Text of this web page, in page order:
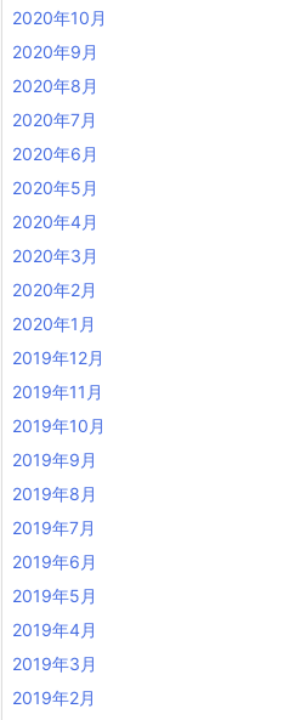
2020年10月
2020年9月
2020年8月
2020年7月
2020年6月
2020年5月
2020年4月
2020年3月
2020年2月
2020年1月
2019年12月
2019年11月
2019年10月
2019年9月
2019年8月
2019年7月
2019年6月
2019年5月
2019年4月
2019年3月
2019年2月